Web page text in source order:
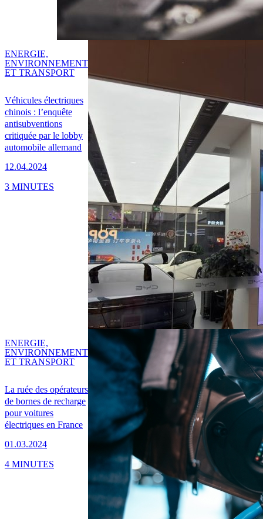
Véhicules électriques
chinois : l’enquête
antisubventions
critiquée par le lobby
automobile allemand
12.04.2024
ENERGIE,
ENVIRONNEMENT
ET TRANSPORT
3 MINUTES
La ruée des opérateurs
de bornes de recharge
pour voitures
électriques en France
01.03.2024
ENERGIE,
ENVIRONNEMENT
ET TRANSPORT
4 MINUTES